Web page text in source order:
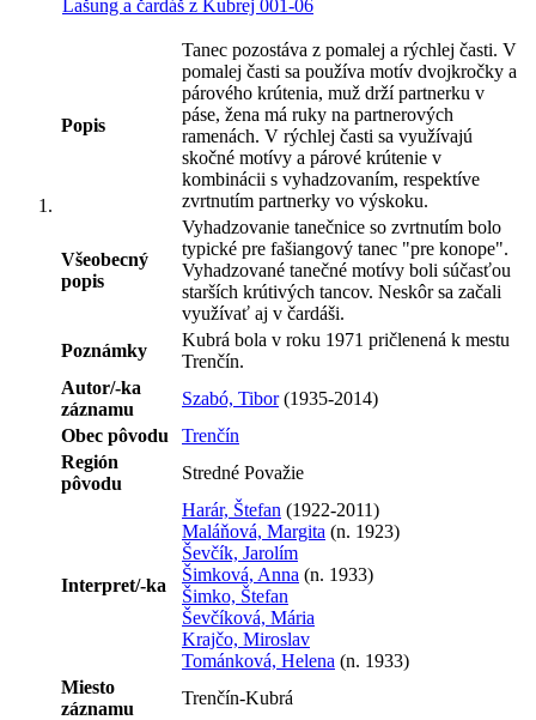
Lašung a čardáš z Kubrej 001-06
Popis
Tanec pozostáva z pomalej a rýchlej časti. V
pomalej časti sa používa motív dvojkročky a
párového krútenia, muž drží partnerku v
páse, žena má ruky na partnerových
ramenách. V rýchlej časti sa využívajú
skočné motívy a párové krútenie v
kombinácii s vyhadzovaním, respektíve
zvrtnutím partnerky vo výskoku.
Všeobecný
popis
Vyhadzovanie tanečnice so zvrtnutím bolo
typické pre fašiangový tanec "pre konope".
Vyhadzované tanečné motívy boli súčasťou
starších krútivých tancov. Neskôr sa začali
využívať aj v čardáši.
Poznámky
Kubrá bola v roku 1971 pričlenená k mestu
Trenčín.
Autor/-ka
záznamu
Szabó, Tibor(1935-2014)
Obec pôvodu
Trenčín
Región
pôvodu
Stredné Považie
Interpret/-ka
Harár, Štefan (1922-2011)
Maláňová, Margita (n. 1923)
Ševčík, Jarolím
Šimková, Anna (n. 1933)
Šimko, Štefan
Ševčíková, Mária
Krajčo, Miroslav
Tománková, Helena (n. 1933)
Miesto
záznamu
Trenčín-Kubrá